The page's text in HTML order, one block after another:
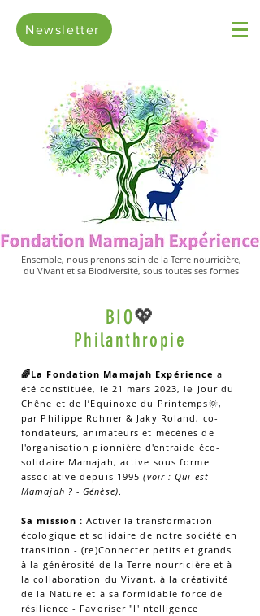
Newsletter
Ensemble, nous prenons soin de la Terre nourricière,
du Vivant et sa Biodiversité, sous toutes ses formes
BIO💖
Philanthropie
🌈La Fondation Mamajah Expériencea
été constituée, le 21 mars 2023, le Jour du
Chêne et de l’Equinoxe du Printemps🌞,
par Philippe Rohner & Jaky Roland, co-
fondateurs, animateurs et mécènes de
l'organisation pionnière d'entraide éco-
solidaire Mamajah, active sous forme
associative depuis 1995(voir : Qui est
Mamajah ? - Génèse).
Sa mission : Activer la transformation
écologique et solidaire de notre société en
transition - (re)Connecter petits et grands
à la générosité de la Terre nourricière et à
la collaboration du Vivant, à la créativité
de la Nature et à sa formidable force de
résilience - Favoriser "l'Intelligence